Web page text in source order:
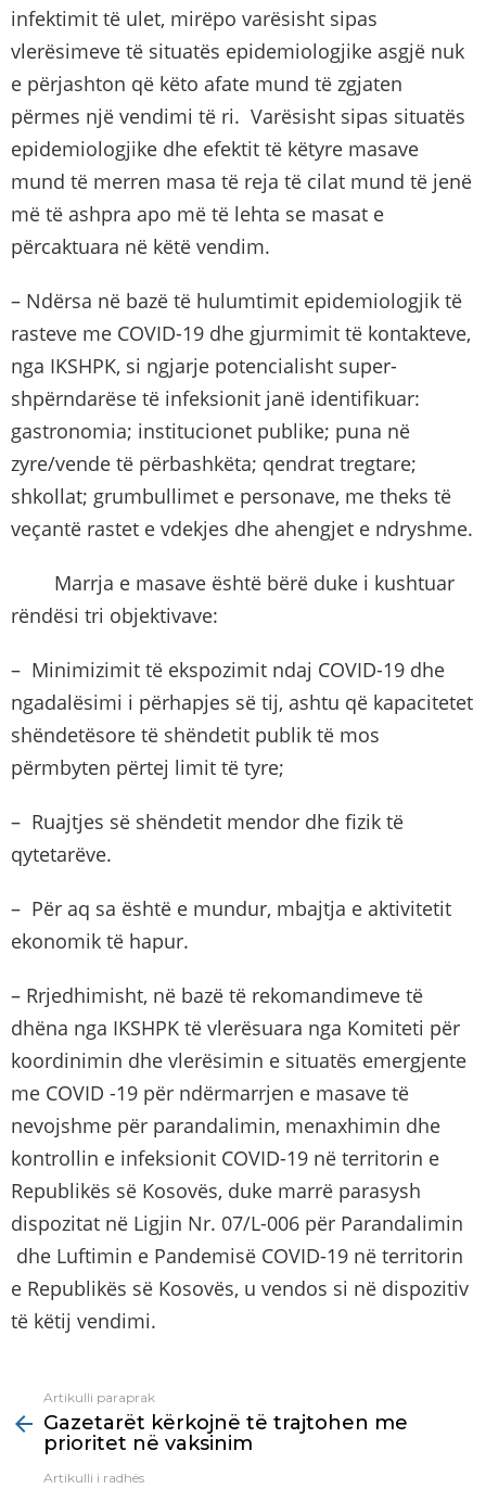
infektimit të ulet, mirëpo varësisht sipas
vlerësimeve të situatës epidemiologjike asgjë nuk
e përjashton që këto afate mund të zgjaten
përmes një vendimi të ri. Varësisht sipas situatës
epidemiologjike dhe efektit të këtyre masave
mund të merren masa të reja të cilat mund të jenë
më të ashpra apo më të lehta se masat e
përcaktuara në këtë vendim.
– Ndërsa në bazë të hulumtimit epidemiologjik të
rasteve me COVID-19 dhe gjurmimit të kontakteve,
nga IKSHPK, si ngjarje potencialisht super-
shpërndarëse të infeksionit janë identifikuar:
gastronomia; institucionet publike; puna në
zyre/vende të përbashkëta; qendrat tregtare;
shkollat; grumbullimet e personave, me theks të
veçantë rastet e vdekjes dhe ahengjet e ndryshme.
Marrja e masave është bërë duke i kushtuar
rëndësi tri objektivave:
– Minimizimit të ekspozimit ndaj COVID-19 dhe
ngadalësimi i përhapjes së tij, ashtu që kapacitetet
shëndetësore të shëndetit publik të mos
përmbyten përtej limit të tyre;
– Ruajtjes së shëndetit mendor dhe fizik të
qytetarëve.
– Për aq sa është e mundur, mbajtja e aktivitetit
ekonomik të hapur.
– Rrjedhimisht, në bazë të rekomandimeve të
dhëna nga IKSHPK të vlerësuara nga Komiteti për
koordinimin dhe vlerësimin e situatës emergjente
me COVID -19 për ndërmarrjen e masave të
nevojshme për parandalimin, menaxhimin dhe
kontrollin e infeksionit COVID-19 në territorin e
Republikës së Kosovës, duke marrë parasysh
dispozitat në Ligjin Nr. 07/L-006 për Parandalimin
dhe Luftimin e Pandemisë COVID-19 në territorin
e Republikës së Kosovës, u vendos si në dispozitiv
të këtij vendimi.
more
Artikulli paraprak
Gazetarët kërkojnë të trajtohen me
prioritet në vaksinim
Artikulli i radhës